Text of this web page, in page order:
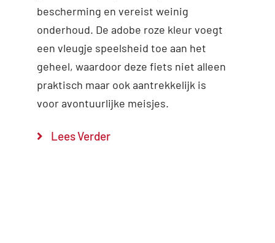
bescherming en vereist weinig
onderhoud. De adobe roze kleur voegt
een vleugje speelsheid toe aan het
geheel, waardoor deze fiets niet alleen
praktisch maar ook aantrekkelijk is
voor avontuurlijke meisjes.
Lees Verder